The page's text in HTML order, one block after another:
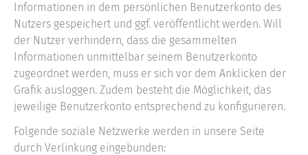
Informationen in dem persönlichen Benutzerkonto des
Nutzers gespeichert und ggf. veröffentlicht werden. Will
der Nutzer verhindern, dass die gesammelten
Informationen unmittelbar seinem Benutzerkonto
zugeordnet werden, muss er sich vor dem Anklicken der
Grafik ausloggen. Zudem besteht die Möglichkeit, das
jeweilige Benutzerkonto entsprechend zu konfigurieren.
Folgende soziale Netzwerke werden in unsere Seite
durch Verlinkung eingebunden: